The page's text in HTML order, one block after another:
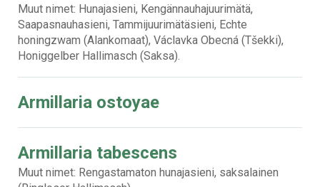
Muut nimet: Hunajasieni, Kengännauhajuurimätä,
Saapasnauhasieni, Tammijuurimätäsieni, Echte
honingzwam (Alankomaat), Václavka Obecná (Tšekki),
Honiggelber Hallimasch (Saksa).
Armillaria ostoyae
Armillaria tabescens
Muut nimet: Rengastamaton hunajasieni, saksalainen